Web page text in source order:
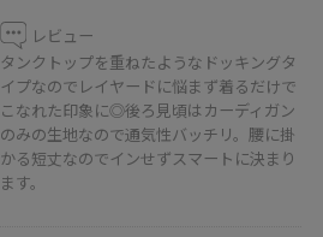
レビュー
タンクトップを重ねたようなドッキングタ
イプなのでレイヤードに悩まず着るだけで
こなれた印象に◎後ろ見頃はカーディガン
のみの生地なので通気性バッチリ。腰に掛
かる短丈なのでインせずスマートに決まり
ます。